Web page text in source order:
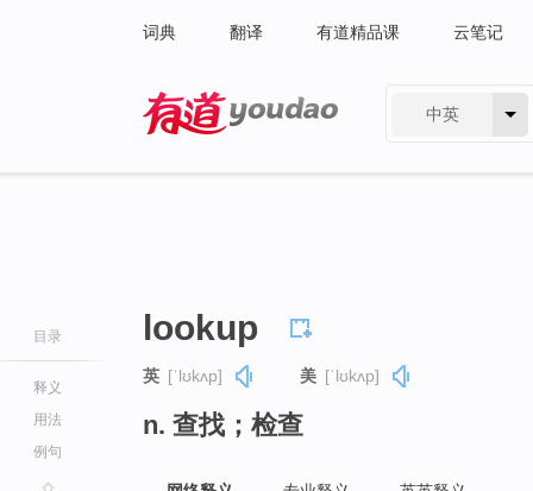
词典 翻译 有道精品课 云笔记
中英
目录
释义
用法
例句
lookup
英 [ˈlʊkʌp] 美 [ˈlʊkʌp]
n. 查找；检查